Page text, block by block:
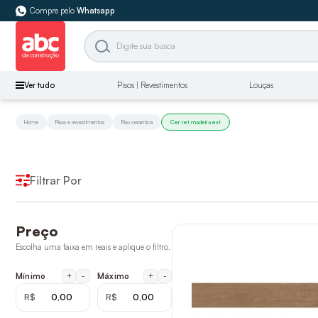
Compre pelo Whatsapp
Ver tudo Pisos | Revestimentos Louças
Home Pisos e revestimentos Piso ceramica Cer ret madeira ext
Filtrar Por
Preço
Escolha uma faixa em reais e aplique o filtro.
Mínimo + -
R$
Máximo + -
R$